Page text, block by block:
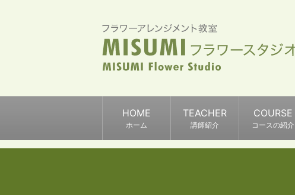
HOME
ホーム
TEACHER
講師紹介
COURSE
コースの紹介